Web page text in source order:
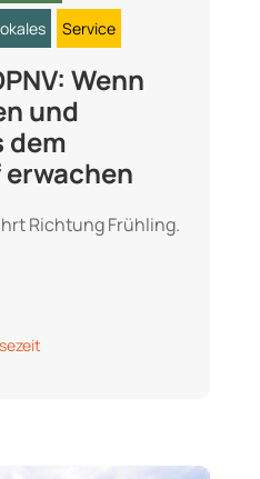
Service
Wenn
und
dem
Richtung Frühling.